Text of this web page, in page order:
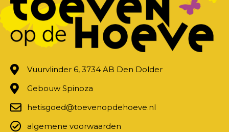
Vuurvlinder 6, 3734 AB Den Dolder
Gebouw Spinoza
hetisgoed@toevenopdehoeve.nl
algemene voorwaarden